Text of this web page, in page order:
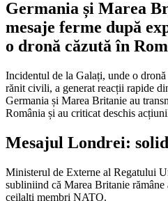
Germania și Marea
mesaje ferme după
o dronă căzută în
Incidentul de la Galați, unde o dronă a lovit un bloc de locuințe și a
rănit civili, a generat reacții rapide
Germania și Marea Britanie au
România și au criticat deschis
Mesajul Londrei:
Ministerul de Externe al Regatului
subliniind că Marea Britanie
ceilalți membri NATO.